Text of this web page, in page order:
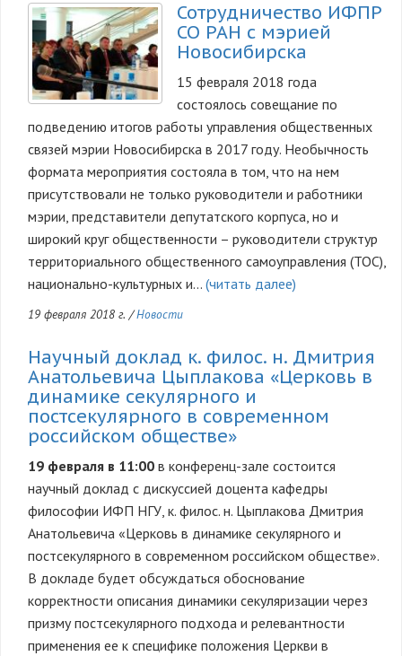
Сотрудничество ИФПР
СО РАН с мэрией
Новосибирска
15 февраля 2018 года
состоялось совещание по
подведению итогов работы управления общественных
связей мэрии Новосибирска в 2017 году. Необычность
формата мероприятия состояла в том, что на нем
присутствовали не только руководители и работники
мэрии, представители депутатского корпуса, но и
широкий круг общественности – руководители структур
территориального общественного самоуправления (ТОС),
национально-культурных и… (читать далее)
19 февраля 2018 г. /Новости
Научный доклад к. филос. н. Дмитрия
Анатольевича Цыплакова «Церковь в
динамике секулярного и
постсекулярного в современном
российском обществе»
19 февраля в 11:00 в конференц-зале состоится
научный доклад с дискуссией доцента кафедры
философии ИФП НГУ, к. филос. н. Цыплакова Дмитрия
Анатольевича «Церковь в динамике секулярного и
постсекулярного в современном российском обществе».
В докладе будет обсуждаться обоснование
корректности описания динамики секуляризации через
призму постсекулярного подхода и релевантности
применения ее к специфике положения Церкви в